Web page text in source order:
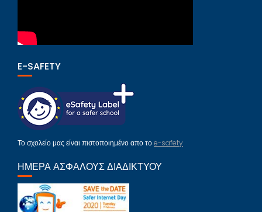
E-SAFETY
Το σχολείο μας είναι πιστοποιημένο απο τοe-safety
ΗΜΈΡΑ ΑΣΦΑΛΟΎΣ ΔΙΑΔΙΚΤΎΟΥ